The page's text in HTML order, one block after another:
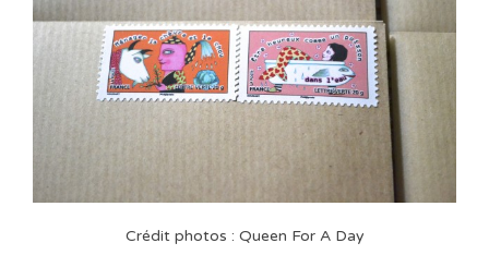
Crédit photos : Queen For A Day